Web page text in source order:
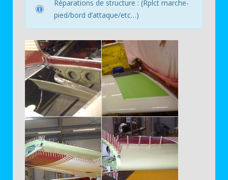
Réparations de structure : (Rplct marche-
pied/bord d’attaque/etc…)